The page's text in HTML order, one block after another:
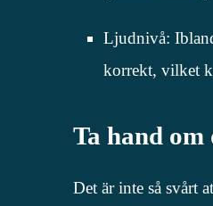
Ljudnivå:
korrekt, vilket
Ta hand
Det är inte så svårt